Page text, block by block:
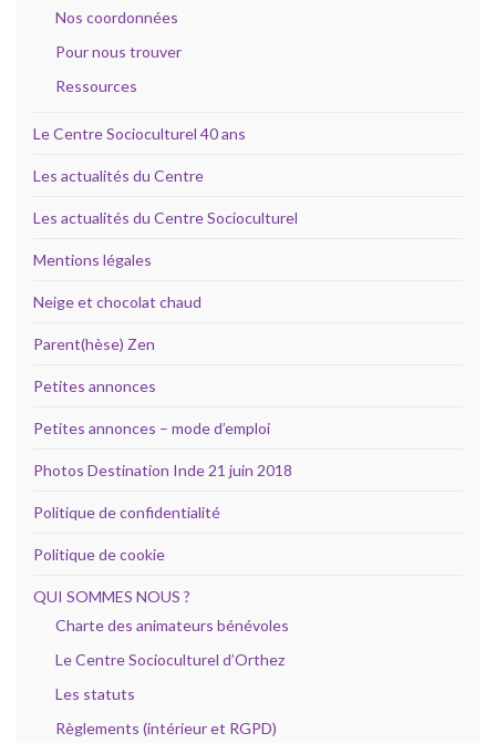
Nos coordonnées
Pour nous trouver
Ressources
Le Centre Socioculturel 40 ans
Les actualités du Centre
Les actualités du Centre Socioculturel
Mentions légales
Neige et chocolat chaud
Parent(hèse) Zen
Petites annonces
Petites annonces – mode d’emploi
Photos Destination Inde 21 juin 2018
Politique de confidentialité
Politique de cookie
QUI SOMMES NOUS ?
Charte des animateurs bénévoles
Le Centre Socioculturel d’Orthez
Les statuts
Règlements (intérieur et RGPD)